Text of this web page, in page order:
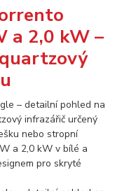
a 2,0 kW –